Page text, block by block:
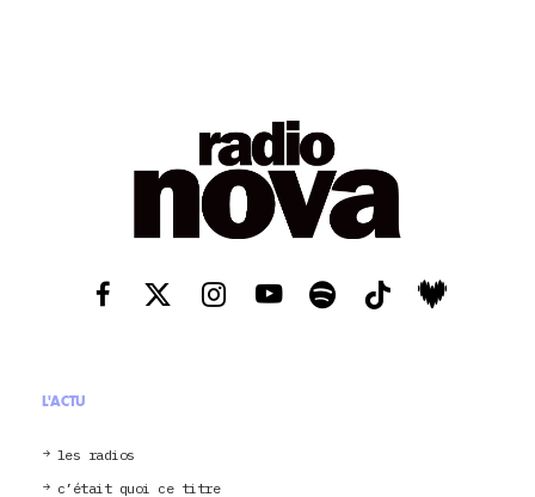
L'ACTU
les radios
c’était quoi ce titre